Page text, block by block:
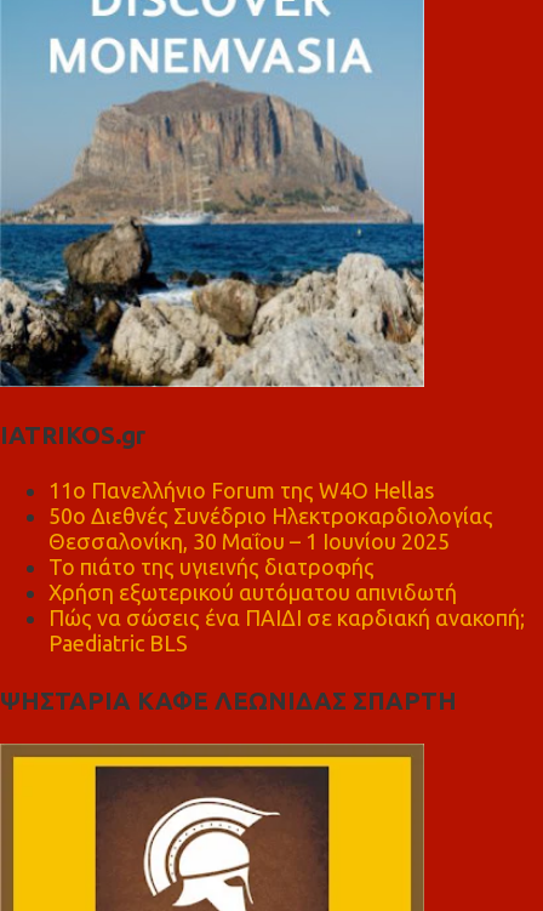
IATRIKOS.gr
11ο Πανελλήνιο Forum της W4O Hellas
50ο Διεθνές Συνέδριο Ηλεκτροκαρδιολογίας
Θεσσαλονίκη, 30 Μαΐου – 1 Ιουνίου 2025
Το πιάτο της υγιεινής διατροφής
Χρήση εξωτερικού αυτόματου απινιδωτή
Πώς να σώσεις ένα ΠΑΙΔΙ σε καρδιακή ανακοπή;
Paediatric BLS
ΨΗΣΤΑΡΙΑ ΚΑΦΕ ΛΕΩΝΙΔΑΣ ΣΠΑΡΤΗ